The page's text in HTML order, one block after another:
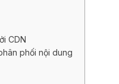
CDN
phối nội dung